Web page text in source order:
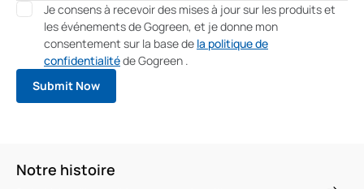
Je consens à recevoir des mises à jour sur les produits et
les événements de Gogreen, et je donne mon
consentement sur la base de la politique de
confidentialitéde Gogreen .
Notre histoire